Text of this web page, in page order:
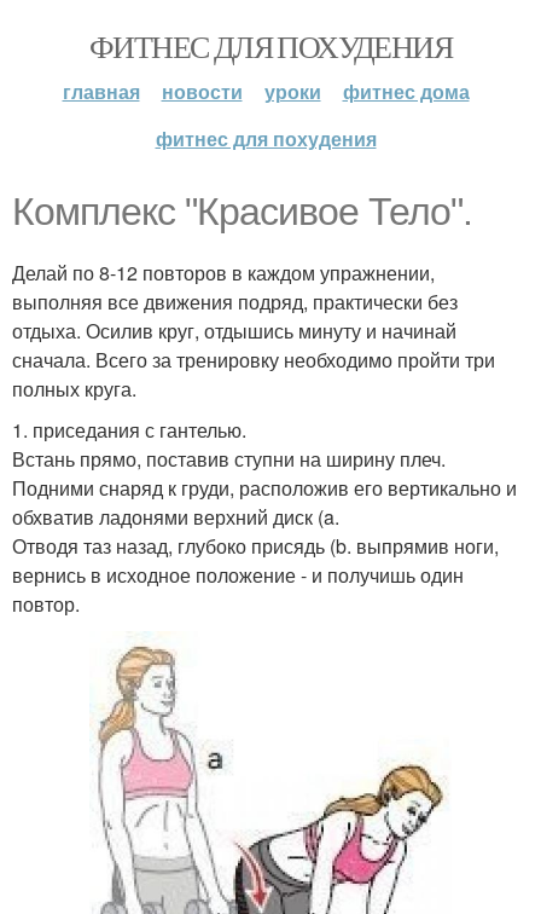
ФИТНЕС ДЛЯ ПОХУДЕНИЯ
главная новости уроки
фитнес дома
фитнес для похудения
Комплекс "Красивое Тело".
Делай по 8-12 повторов в каждом упражнении,
выполняя все движения подряд, практически без
отдыха. Осилив круг, отдышись минуту и начинай
сначала. Всего за тренировку необходимо пройти три
полных круга.
1. приседания с гантелью.
Встань прямо, поставив ступни на ширину плеч.
Подними снаряд к груди, расположив его вертикально и
обхватив ладонями верхний диск (a.
Отводя таз назад, глубоко присядь (b. выпрямив ноги,
вернись в исходное положение - и получишь один
повтор.